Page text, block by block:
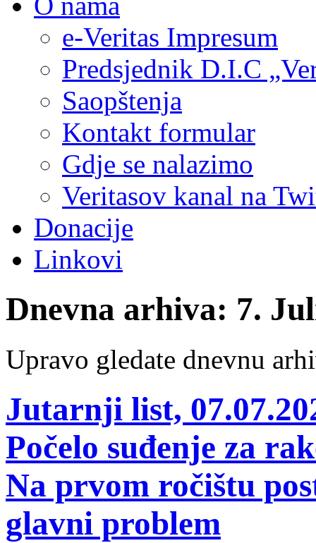
e-Veritas Impresum
Predsjednik D.I.C
Saopštenja
Kontakt formular
Gdje se nalazimo
Veritasov kanal na
Donacije
Linkovi
Dnevna arhiva: 7.
Upravo gledate dnevnu
Jutarnji list,
Počelo suđenje za
Na prvom ročištu
glavni problem